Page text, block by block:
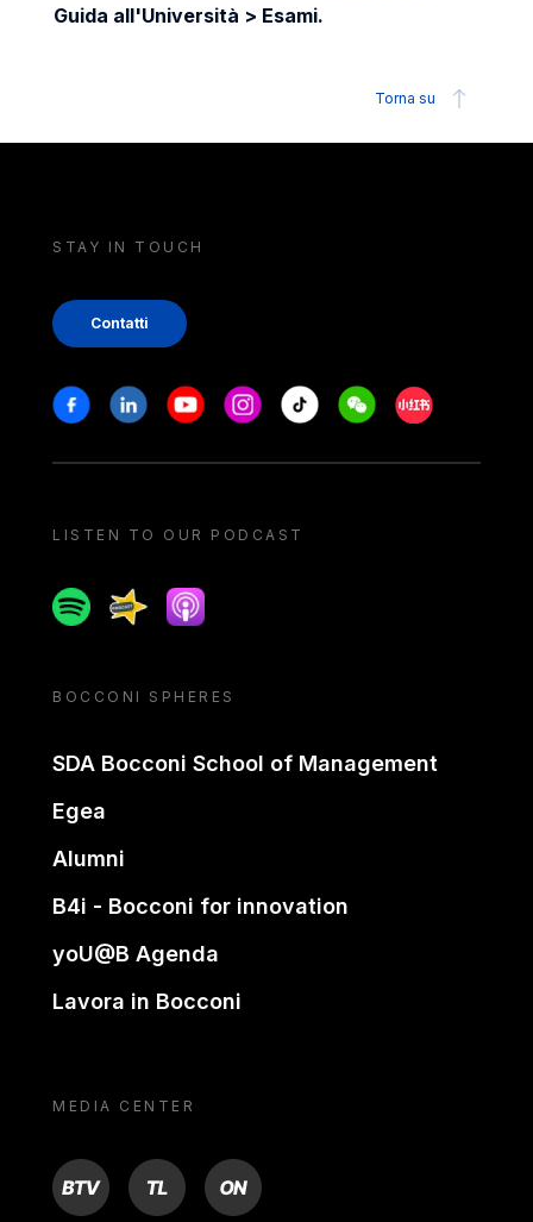
Guida all'Università > Esami.
Torna su
STAY IN TOUCH
Contatti
Stay in touch
FacebookLinkedinYoutubeInstagram
Tiktok WeechatXiaohongshu/
LISTEN TO OUR PODCAST
SpotifySpreakerApple podcast
BOCCONI SPHERES
SDA Bocconi School of Management
Egea
Alumni
B4i - Bocconi for innovation
yoU@B Agenda
Lavora in Bocconi
MEDIA CENTER
BTV TL ON